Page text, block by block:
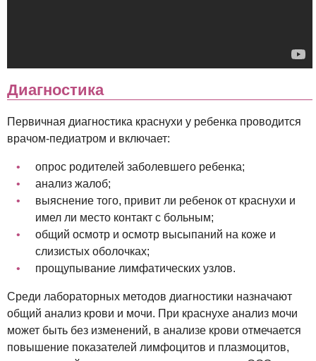
Диагностика
Первичная диагностика краснухи у ребенка проводится
врачом-педиатром и включает:
опрос родителей заболевшего ребенка;
анализ жалоб;
выяснение того, привит ли ребенок от краснухи и
имел ли место контакт с больным;
общий осмотр и осмотр высыпаний на коже и
слизистых оболочках;
прощупывание лимфатических узлов.
Среди лабораторных методов диагностики назначают
общий анализ крови и мочи. При краснухе анализ мочи
может быть без изменений, в анализе крови отмечается
повышение показателей лимфоцитов и плазмоцитов,